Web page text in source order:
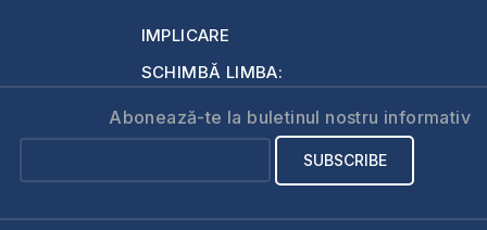
IMPLICARE
SCHIMBĂ LIMBA:
Abonează-te la buletinul nostru informativ